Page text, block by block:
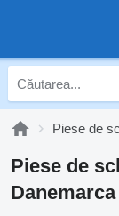
Piese de
Piese de
Danemarca